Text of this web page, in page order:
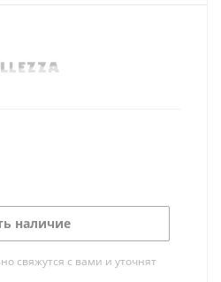
наличие
свяжутся с вами и уточнят